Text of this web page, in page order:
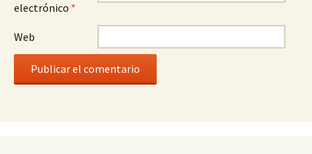
electrónico *
Web